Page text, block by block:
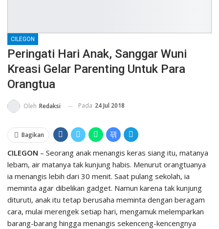
CILEGON
Peringati Hari Anak, Sanggar Wuni
Kreasi Gelar Parenting Untuk Para
Orangtua
Oleh Redaksi Pada 24 Jul 2018
Bagikan
CILEGON – Seorang anak menangis keras siang itu, matanya
lebam, air matanya tak kunjung habis. Menurut orangtuanya
ia menangis lebih dari 30 menit. Saat pulang sekolah, ia
meminta agar dibelikan gadget. Namun karena tak kunjung
dituruti, anak itu tetap berusaha meminta dengan beragam
cara, mulai merengek setiap hari, mengamuk melemparkan
barang-barang hingga menangis sekenceng-kencengnya